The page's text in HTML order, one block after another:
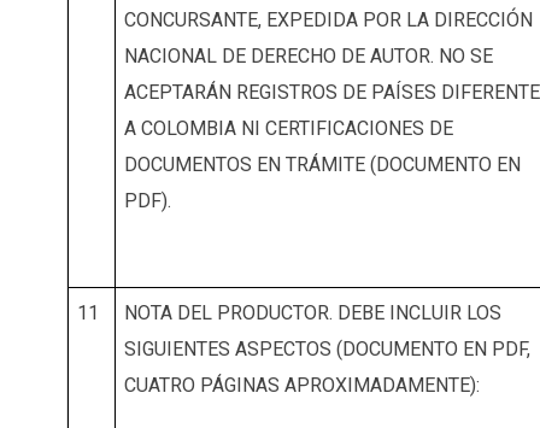
CONCURSANTE, EXPEDIDA POR LA DIRECCIÓN
NACIONAL DE DERECHO DE AUTOR. NO SE
ACEPTARÁN REGISTROS DE PAÍSES
A COLOMBIA NI CERTIFICACIONES DE
DOCUMENTOS EN TRÁMITE (DOCUMENTO EN
PDF).
11
NOTA DEL PRODUCTOR. DEBE INCLUIR LOS
SIGUIENTES ASPECTOS (DOCUMENTO EN PDF,
CUATRO PÁGINAS APROXIMADAMENTE):